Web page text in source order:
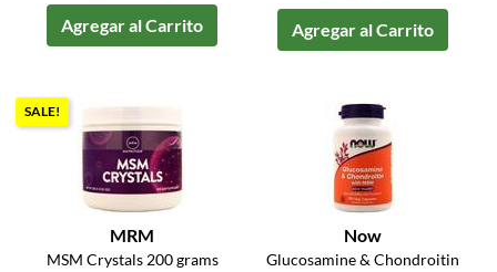
Agregar al Carrito Agregar al Carrito
SALE!
MRM
MSM Crystals 200 grams
Now
Glucosamine & Chondroitin